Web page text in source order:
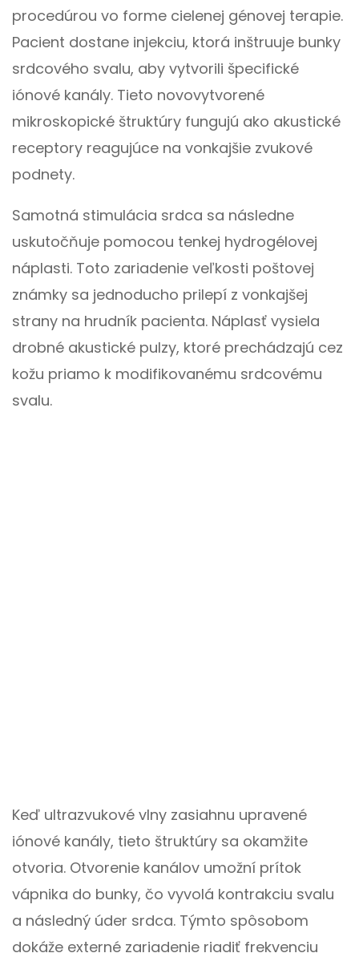
procedúrou vo forme cielenej génovej terapie.
Pacient dostane injekciu, ktorá inštruuje bunky
srdcového svalu, aby vytvorili špecifické
iónové kanály. Tieto novovytvorené
mikroskopické štruktúry fungujú ako akustické
receptory reagujúce na vonkajšie zvukové
podnety.
Samotná stimulácia srdca sa následne
uskutočňuje pomocou tenkej hydrogélovej
náplasti. Toto zariadenie veľkosti poštovej
známky sa jednoducho prilepí z vonkajšej
strany na hrudník pacienta. Náplasť vysiela
drobné akustické pulzy, ktoré prechádzajú cez
kožu priamo k modifikovanému srdcovému
svalu.
Keď ultrazvukové vlny zasiahnu upravené
iónové kanály, tieto štruktúry sa okamžite
otvoria. Otvorenie kanálov umožní prítok
vápnika do bunky, čo vyvolá kontrakciu svalu
a následný úder srdca. Týmto spôsobom
dokáže externé zariadenie riadiť frekvenciu